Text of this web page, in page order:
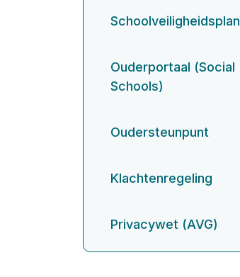
Schoolveiligheidsplan
Ouderportaal (Social
Schools)
Oudersteunpunt
Klachtenregeling
Privacywet (AVG)